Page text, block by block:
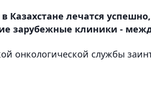
Казахстане лечатся
зарубежные клиники -
онкологической службы